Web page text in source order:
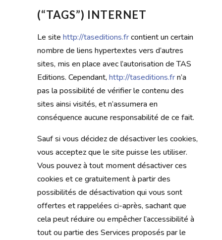
(“TAGS”) INTERNET
Le site http://taseditions.frcontient un certain
nombre de liens hypertextes vers d’autres
sites, mis en place avec l’autorisation de TAS
Editions. Cependant,http://taseditions.frn’a
pas la possibilité de vérifier le contenu des
sites ainsi visités, et n’assumera en
conséquence aucune responsabilité de ce fait.
Sauf si vous décidez de désactiver les cookies,
vous acceptez que le site puisse les utiliser.
Vous pouvez à tout moment désactiver ces
cookies et ce gratuitement à partir des
possibilités de désactivation qui vous sont
offertes et rappelées ci-après, sachant que
cela peut réduire ou empêcher l’accessibilité à
tout ou partie des Services proposés par le